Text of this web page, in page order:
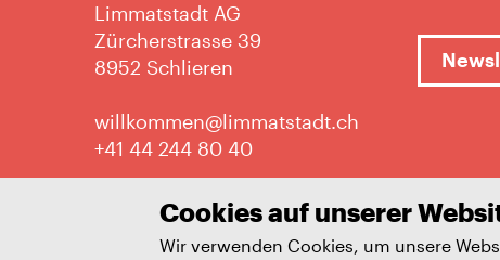
Limmatstadt AG
Zürcherstrasse 39
8952 Schlieren
willkommen@limmatstadt.ch
+41 44 244 80 40
Cookies auf unserer
Wir verwenden Cookies, um unsere